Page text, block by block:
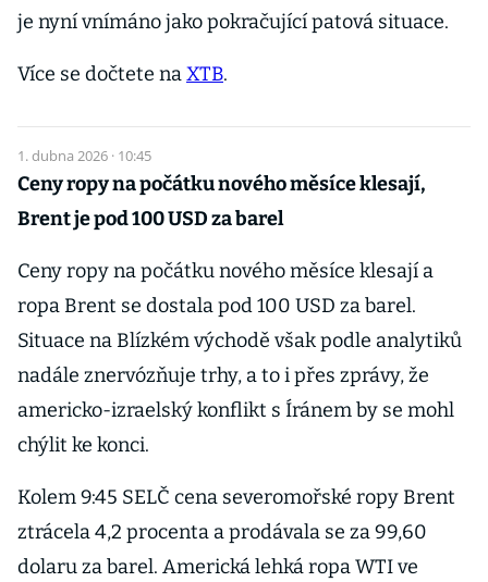
je nyní vnímáno jako pokračující patová situace.
Více se dočtete naXTB.
1. dubna 2026 · 10:45
Ceny ropy na počátku nového měsíce klesají,
Brent je pod 100 USD za barel
Ceny ropy na počátku nového měsíce klesají a
ropa Brent se dostala pod 100 USD za barel.
Situace na Blízkém východě však podle analytiků
nadále znervózňuje trhy, a to i přes zprávy, že
americko-izraelský konflikt s Íránem by se mohl
chýlit ke konci.
Kolem 9:45 SELČ cena severomořské ropy Brent
ztrácela 4,2 procenta a prodávala se za 99,60
dolaru za barel. Americká lehká ropa WTI ve